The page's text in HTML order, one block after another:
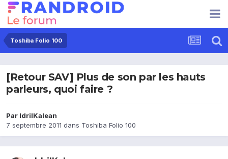
Toshiba Folio 100
[Retour SAV] Plus de son par les hauts
parleurs, quoi faire ?
Par IdrilKalean
7 septembre 2011 dans Toshiba Folio 100